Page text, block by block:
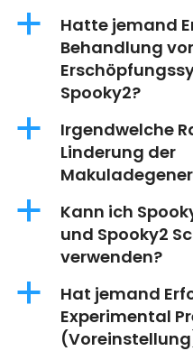
a
Hatte jemand
Behandlung
Spooky2?
a
Irgendwelche
Linderung der
a
Kann ich
und Spooky2
verwenden?
a
Hat jemand
Experimental